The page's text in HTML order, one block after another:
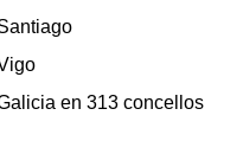
en 313 concellos